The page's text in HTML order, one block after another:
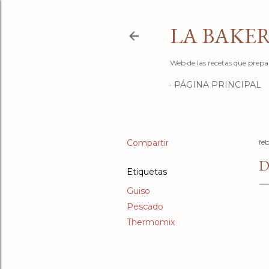
LA
Web de las recetas que
PÁGINA PRINCIPAL
Compartir
Etiquetas
Guiso
Pescado
Thermomix